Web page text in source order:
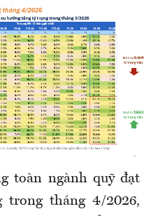
toàn ngành quỹ đạt
trong tháng 4/2026,